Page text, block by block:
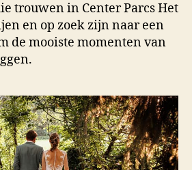
trouwen in Center Parcs Het
en op zoek zijn naar een
de mooiste momenten van